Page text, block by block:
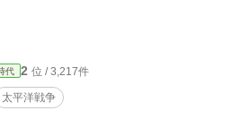
代 2 位 / 3,217件
太平洋戦争